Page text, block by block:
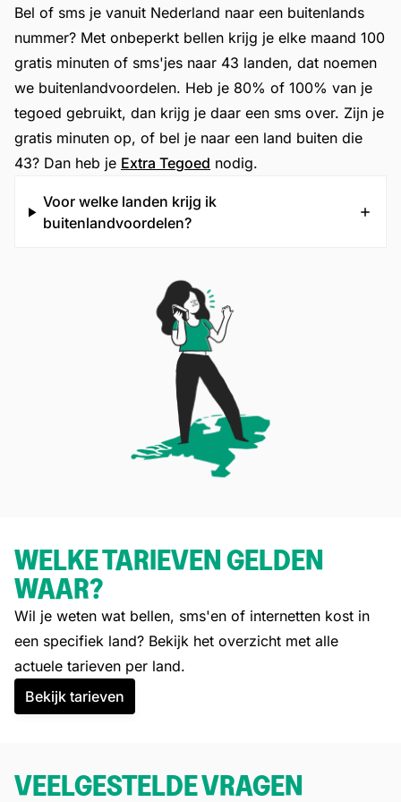
Bel of sms je vanuit Nederland naar een buitenlands
nummer? Met onbeperkt bellen krijg je elke maand 100
gratis minuten of sms'jes naar 43 landen, dat noemen
we buitenlandvoordelen. Heb je 80% of 100% van je
tegoed gebruikt, dan krijg je daar een sms over. Zijn je
gratis minuten op, of bel je naar een land buiten die
43? Dan heb je Extra Tegoed nodig.
Voor welke landen krijg ik
buitenlandvoordelen?
WELKE TARIEVEN GELDEN
WAAR?
Wil je weten wat bellen, sms'en of internetten kost in
een specifiek land? Bekijk het overzicht met alle
actuele tarieven per land.
Bekijk tarieven
VEELGESTELDE VRAGEN